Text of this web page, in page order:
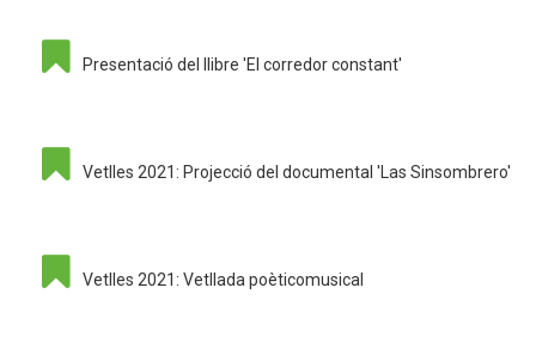
Presentació del llibre 'El corredor constant'
Vetlles 2021: Projecció del documental 'Las Sinsombrero'
Vetlles 2021: Vetllada poèticomusical